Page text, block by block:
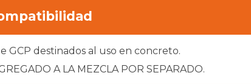
GCP destinados al uso en concreto.
A LA MEZCLA POR SEPARADO.